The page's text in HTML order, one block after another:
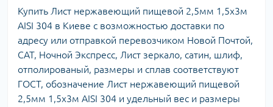
Купить Лист нержавеющий пищевой 2,5мм 1,5х3м
AISI 304 в Киеве с возможностью доставки по
адресу или отправкой перевозчиком Новой Почтой,
САТ, Ночной Экспресс, Лист зеркало, сатин, шлиф,
отполированый, размеры и сплав соответствуют
ГОСТ, обозначение Лист нержавеющий пищевой
2,5мм 1,5х3м AISI 304 и удельный вес и размеры